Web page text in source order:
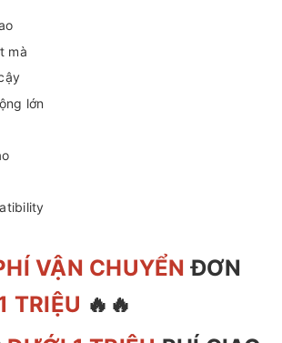
mà
lớn
VẬN CHUYỂN ĐƠN
TRIỆU 🔥🔥